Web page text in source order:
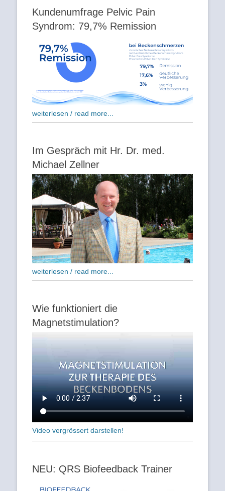
Kundenumfrage Pelvic Pain
Syndrom: 79,7% Remission
weiterlesen / read more...
Im Gespräch mit Hr. Dr. med.
Michael Zellner
weiterlesen / read more...
Wie funktioniert die
Magnetstimulation?
Video vergrössert darstellen!
NEU: QRS Biofeedback Trainer